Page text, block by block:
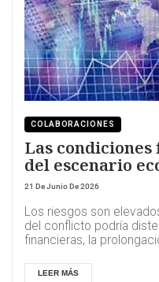
COLABORACIONES
Las
del escenario
21 De Junio De 2026
Los riesgos son
del conflicto podría
financieras, la
LEER MÁS